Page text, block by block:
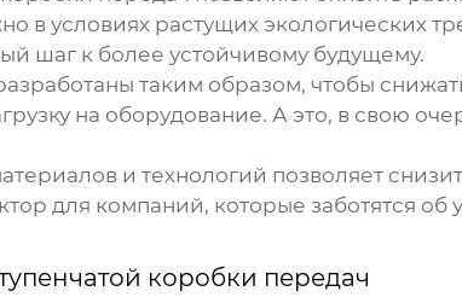
в условиях растущих экологических
шаг к более устойчивому будущему.
таким образом, чтобы
на оборудование. А это, в свою
и технологий позволяет
для компаний, которые заботятся об
коробки передач